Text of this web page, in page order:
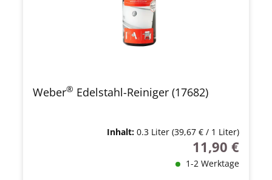
Weber® Edelstahl-Reiniger (17682)
Inhalt: 0.3 Liter (39,67 € / 1 Liter)
Regulärer Preis:
11,90 €
1-2 Werktage